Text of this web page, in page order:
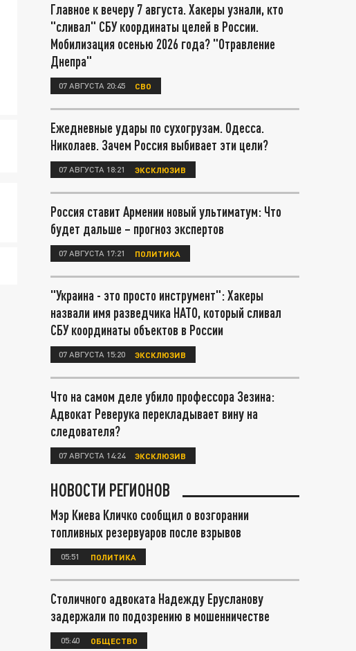
Главное к вечеру 7 августа. Хакеры узнали, кто
"сливал" СБУ координаты целей в России.
Мобилизация осенью 2026 года? "Отравление
Днепра"
07 АВГУСТА 20:45 СВО
Ежедневные удары по сухогрузам. Одесса.
Николаев. Зачем Россия выбивает эти цели?
07 АВГУСТА 18:21 ЭКСКЛЮЗИВ
Россия ставит Армении новый ультиматум: Что
будет дальше – прогноз экспертов
07 АВГУСТА 17:21 ПОЛИТИКА
"Украина - это просто инструмент": Хакеры
назвали имя разведчика НАТО, который сливал
СБУ координаты объектов в России
07 АВГУСТА 15:20 ЭКСКЛЮЗИВ
Что на самом деле убило профессора Зезина:
Адвокат Реверука перекладывает вину на
следователя?
07 АВГУСТА 14:24 ЭКСКЛЮЗИВ
НОВОСТИ РЕГИОНОВ
Мэр Киева Кличко сообщил о возгорании
топливных резервуаров после взрывов
05:51 ПОЛИТИКА
Столичного адвоката Надежду Ерусланову
задержали по подозрению в мошенничестве
05:40 ОБЩЕСТВО